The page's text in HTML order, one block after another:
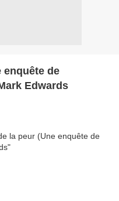
enquête de
Edwards